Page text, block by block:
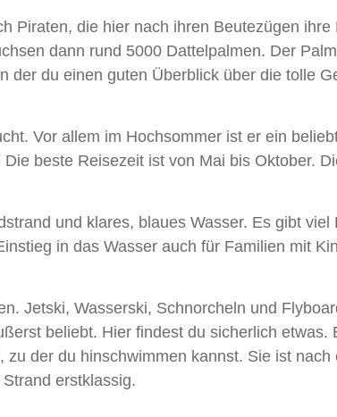
Piraten, die hier nach ihren Beutezügen ihre
dann rund 5000 Dattelpalmen. Der
der du einen guten Überblick über die tolle
Vor allem im Hochsommer ist er ein
beste Reisezeit ist von Mai bis Oktober.
und klares, blaues Wasser. Es gibt viel
in das Wasser auch für Familien mit
Jetski, Wasserski, Schnorcheln und
beliebt. Hier findest du sicherlich etwas.
der du hinschwimmen kannst. Sie ist nach
erstklassig.